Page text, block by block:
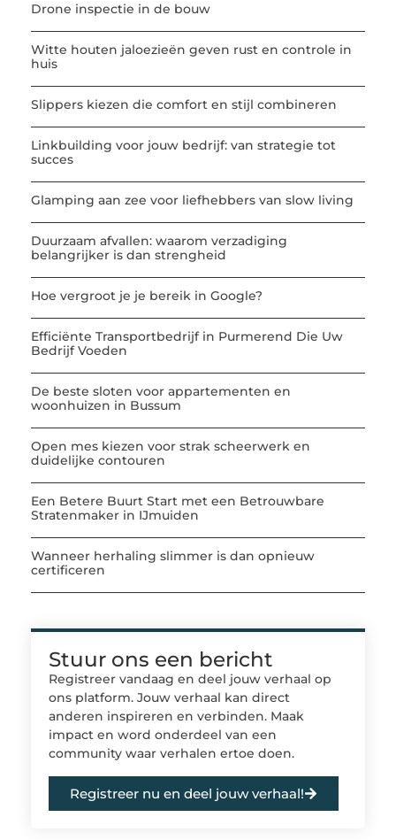
Drone inspectie in de bouw
Witte houten jaloezieën geven rust en controle in
huis
Slippers kiezen die comfort en stijl combineren
Linkbuilding voor jouw bedrijf: van strategie tot
succes
Glamping aan zee voor liefhebbers van slow living
Duurzaam afvallen: waarom verzadiging
belangrijker is dan strengheid
Hoe vergroot je je bereik in Google?
Efficiënte Transportbedrijf in Purmerend Die Uw
Bedrijf Voeden
De beste sloten voor appartementen en
woonhuizen in Bussum
Open mes kiezen voor strak scheerwerk en
duidelijke contouren
Een Betere Buurt Start met een Betrouwbare
Stratenmaker in IJmuiden
Wanneer herhaling slimmer is dan opnieuw
certificeren
Stuur ons een bericht
Registreer vandaag en deel jouw verhaal op
ons platform. Jouw verhaal kan direct
anderen inspireren en verbinden. Maak
impact en word onderdeel van een
community waar verhalen ertoe doen.
Registreer nu en deel jouw verhaal!